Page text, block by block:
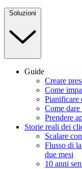
Soluzioni
Guide
Creare
Come
Pianificare
Come
Prendere
Storie reali dei
Scalare
Flusso di
due mesi
10 anni